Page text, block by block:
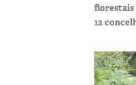
florestais
12